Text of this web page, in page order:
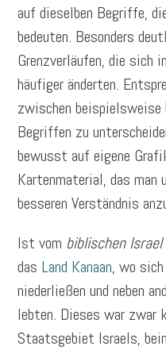
auf dieselben Begriffe,
bedeuten. Besonders
Grenzverläufen, die sich
häufiger änderten.
zwischen beispielsweise
Begriffen zu
bewusst auf eigene
Kartenmaterial, das
besseren Verständnis
Ist vom biblischen Israel
das Land Kanaan, wo
niederließen und neben
lebten. Dieses war zwar
Staatsgebiet Israels,